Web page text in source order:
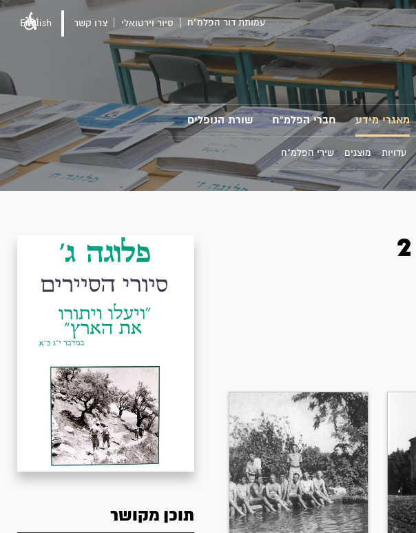
עמותת דור הפלמ"ח סיור וירטואלי צרו קשר English
מאגרי מידע חברי הפלמ"ח שורת הנופלים
עדויות מוצגים שירי הפלמ"ח
תוכן מקושר